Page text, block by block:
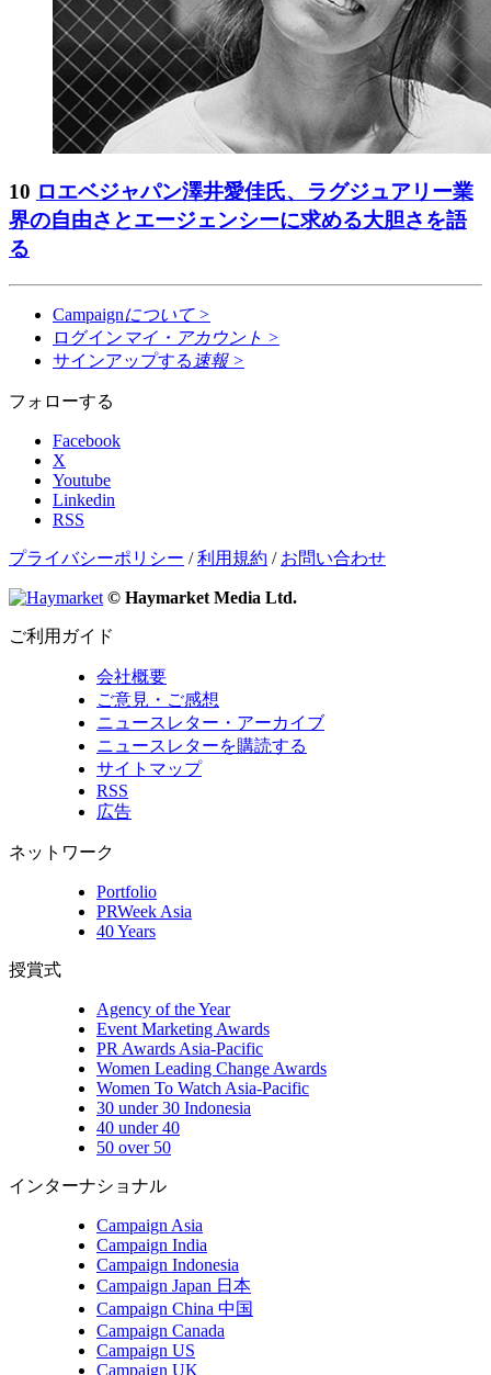
10 ロエベジャパン澤井愛佳氏、ラグジュアリー業
界の自由さとエージェンシーに求める大胆さを語
る
Campaignについて >
ログイン マイ・アカウント >
サインアップする 速報 >
フォローする
Facebook
X
Youtube
Linkedin
RSS
プライバシーポリシー /利用規約 / お問い合わせ
© Haymarket Media Ltd.
ご利用ガイド
会社概要
ご意見・ご感想
ニュースレター・アーカイブ
ニュースレターを購読する
サイトマップ
RSS
広告
ネットワーク
Portfolio
PRWeek Asia
40 Years
授賞式
Agency of the Year
Event Marketing Awards
PR Awards Asia-Pacific
Women Leading Change Awards
Women To Watch Asia-Pacific
30 under 30 Indonesia
40 under 40
50 over 50
インターナショナル
Campaign Asia
Campaign India
Campaign Indonesia
Campaign Japan 日本
Campaign China 中国
Campaign Canada
Campaign US
Campaign UK